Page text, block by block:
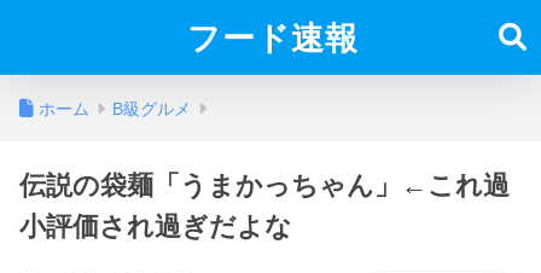
フード速報
ホーム B級グルメ
伝説の袋麺「うまかっちゃん」←これ過
小評価され過ぎだよな